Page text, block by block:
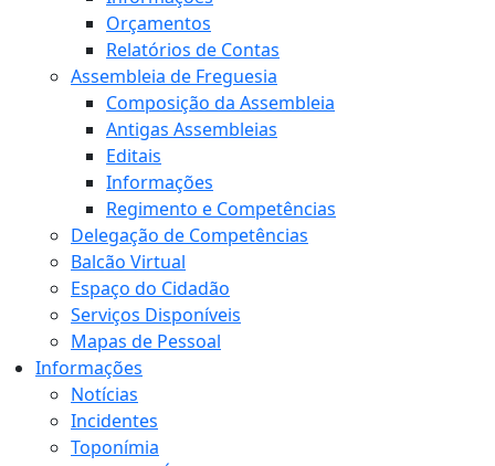
Orçamentos
Relatórios de Contas
Assembleia de Freguesia
Composição da Assembleia
Antigas Assembleias
Editais
Informações
Regimento e Competências
Delegação de Competências
Balcão Virtual
Espaço do Cidadão
Serviços Disponíveis
Mapas de Pessoal
Informações
Notícias
Incidentes
Toponímia